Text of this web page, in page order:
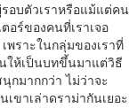
อบตัวเราหรือแม้แต่คน
อร์ของคนที่เราเจอ
เพราะในกลุ่มของเราที่
นให้เป็นบทขึ้นมาแต่วิธี
นุกมากกว่า ไม่ว่าจะ
เขาเล่าดราม่ากันเยอะ